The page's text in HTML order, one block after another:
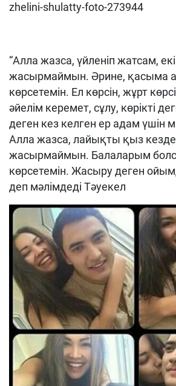
zhelini-shulatty-foto-273944
“Алла жазса, үйленіп жатсам,
жасырмаймын. Әрине, қасыма
көрсетемін. Ел көрсін, жұрт
әйелім керемет, сұлу, көрікті
деген кез келген ер адам үшін
Алла жазса, лайықты қыз
жасырмаймын. Балаларым
көрсетемін. Жасыру деген
деп мәлімдеді Тәуекел